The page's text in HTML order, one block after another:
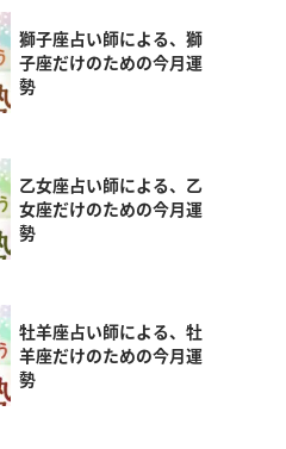
獅子座占い師による、獅
子座だけのための今月運
勢
乙女座占い師による、乙
女座だけのための今月運
勢
牡羊座占い師による、牡
羊座だけのための今月運
勢